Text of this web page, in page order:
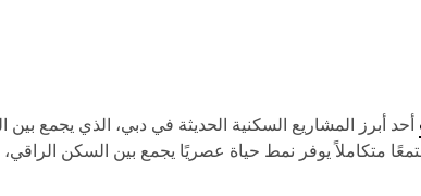
أحد أبرز المشاريع السكنية الحديثة في دبي، الذي يجمع بين
متكاملاً يوفر نمط حياة عصريًا يجمع بين السكن